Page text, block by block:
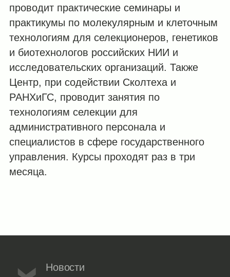
проводит практические семинары и
практикумы по молекулярным и клеточным
технологиям для селекционеров, генетиков
и биотехнологов российских НИИ и
исследовательских организаций. Также
Центр, при содействии Сколтеха и
РАНХиГС, проводит занятия по
технологиям селекции для
административного персонала и
специалистов в сфере государственного
управления. Курсы проходят раз в три
месяца.
Новости